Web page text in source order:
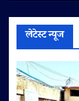
लेटेस्ट न्यूज